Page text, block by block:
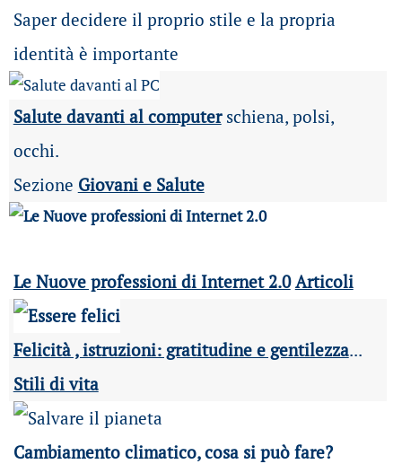
Saper decidere il proprio stile e la propria
identità è importante
Salute davanti al computerschiena, polsi,
occhi.
Sezione Giovani e Salute
Le Nuove professioni di Internet 2.0 Articoli
Felicità , istruzioni: gratitudine e gentilezza...
Stili di vita
Cambiamento climatico, cosa si può fare?